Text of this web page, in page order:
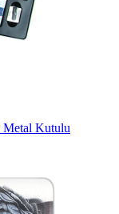
Metal Kutulu